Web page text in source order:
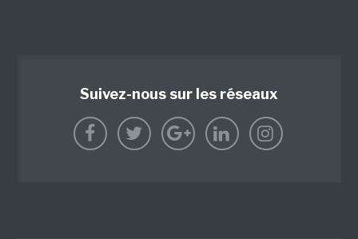
Suivez-nous sur les réseaux